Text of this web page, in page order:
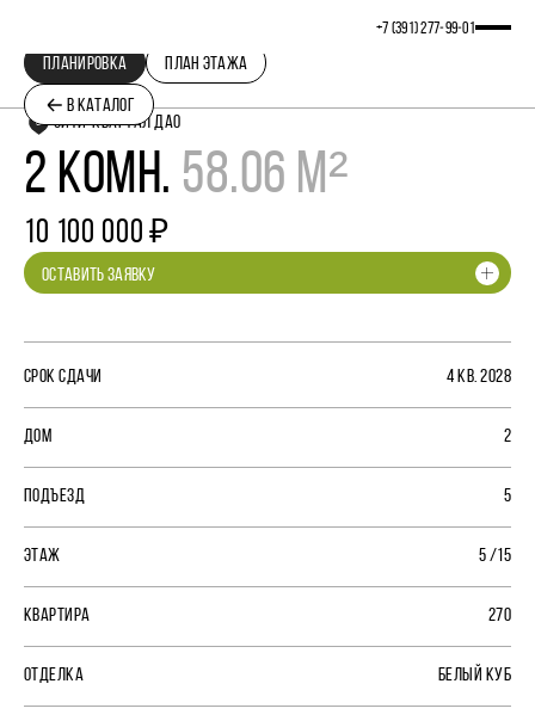
+7 (391) 277‒99‒01
В КАТАЛОГ
ПЛАНИРОВКА ПЛАН ЭТАЖА
СИТИ-КВАРТАЛ ДАО
2 КОМН. 58.06 М²
10 100 000 ₽
ОСТАВИТЬ ЗАЯВКУ
СРОК СДАЧИ 4 КВ. 2028
ДОМ 2
ПОДЪЕЗД 5
ЭТАЖ 5 /15
КВАРТИРА 270
ОТДЕЛКА БЕЛЫЙ КУБ